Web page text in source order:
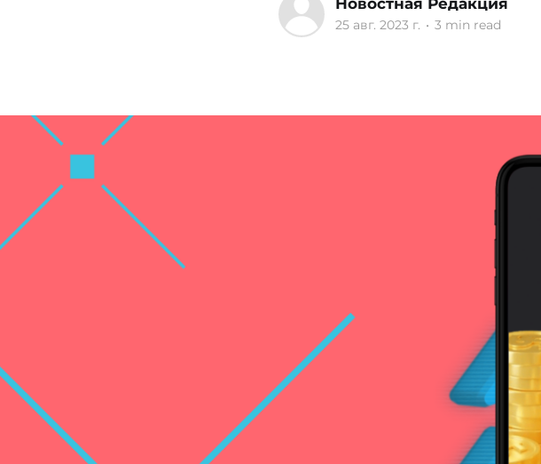
Новостная Редакция
25 авг. 2023 г. • 3 min read